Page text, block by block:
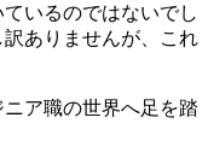
いるのではないでし
ありませんが、これ
ア職の世界へ足を踏